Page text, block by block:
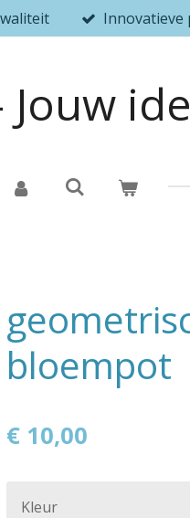
Innovatieve
bloempot
€ 10,00
Kleur